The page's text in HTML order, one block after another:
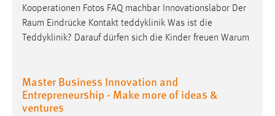
Kooperationen Fotos FAQ machbar Innovationslabor Der
Raum Eindrücke Kontakt teddyklinik Was ist die
Teddyklinik? Darauf dürfen sich die Kinder freuen Warum
Master Business Innovation and
Entrepreneurship - Make more of ideas &
ventures